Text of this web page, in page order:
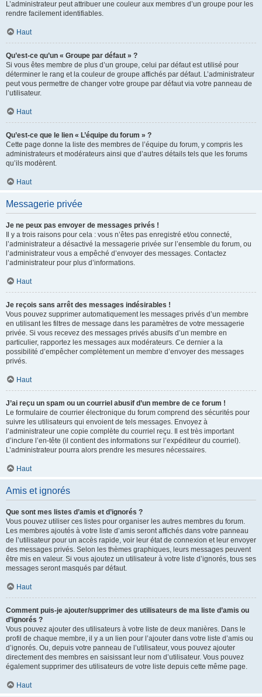
L’administrateur peut attribuer une couleur aux membres d’un groupe pour les
rendre facilement identifiables.
Haut
Qu’est-ce qu’un « Groupe par défaut » ?
Si vous êtes membre de plus d’un groupe, celui par défaut est utilisé pour
déterminer le rang et la couleur de groupe affichés par défaut. L’administrateur
peut vous permettre de changer votre groupe par défaut via votre panneau de
l’utilisateur.
Haut
Qu’est-ce que le lien « L’équipe du forum » ?
Cette page donne la liste des membres de l’équipe du forum, y compris les
administrateurs et modérateurs ainsi que d’autres détails tels que les forums
qu’ils modèrent.
Haut
Messagerie privée
Je ne peux pas envoyer de messages privés !
Il y a trois raisons pour cela : vous n’êtes pas enregistré et/ou connecté,
l’administrateur a désactivé la messagerie privée sur l’ensemble du forum, ou
l’administrateur vous a empêché d’envoyer des messages. Contactez
l’administrateur pour plus d’informations.
Haut
Je reçois sans arrêt des messages indésirables !
Vous pouvez supprimer automatiquement les messages privés d’un membre
en utilisant les filtres de message dans les paramètres de votre messagerie
privée. Si vous recevez des messages privés abusifs d’un membre en
particulier, rapportez les messages aux modérateurs. Ce dernier a la
possibilité d’empêcher complètement un membre d’envoyer des messages
privés.
Haut
J’ai reçu un spam ou un courriel abusif d’un membre de ce forum !
Le formulaire de courrier électronique du forum comprend des sécurités pour
suivre les utilisateurs qui envoient de tels messages. Envoyez à
l’administrateur une copie complète du courriel reçu. Il est très important
d’inclure l’en-tête (il contient des informations sur l’expéditeur du courriel).
L’administrateur pourra alors prendre les mesures nécessaires.
Haut
Amis et ignorés
Que sont mes listes d’amis et d’ignorés ?
Vous pouvez utiliser ces listes pour organiser les autres membres du forum.
Les membres ajoutés à votre liste d’amis seront affichés dans votre panneau
de l’utilisateur pour un accès rapide, voir leur état de connexion et leur envoyer
des messages privés. Selon les thèmes graphiques, leurs messages peuvent
être mis en valeur. Si vous ajoutez un utilisateur à votre liste d’ignorés, tous ses
messages seront masqués par défaut.
Haut
Comment puis-je ajouter/supprimer des utilisateurs de ma liste d’amis ou
d’ignorés ?
Vous pouvez ajouter des utilisateurs à votre liste de deux manières. Dans le
profil de chaque membre, il y a un lien pour l’ajouter dans votre liste d’amis ou
d’ignorés. Ou, depuis votre panneau de l’utilisateur, vous pouvez ajouter
directement des membres en saisissant leur nom d’utilisateur. Vous pouvez
également supprimer des utilisateurs de votre liste depuis cette même page.
Haut